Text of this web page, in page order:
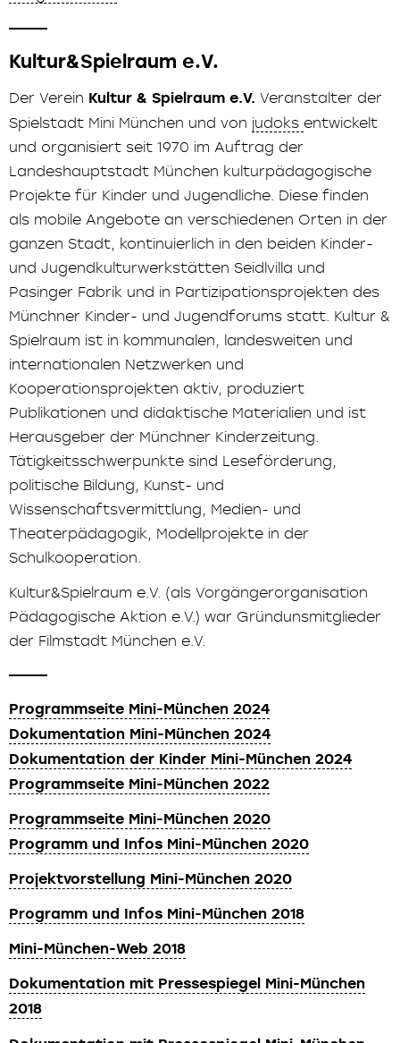
Kultur&Spielraum e.V.
Der Verein Kultur & Spielraum e.V. Veranstalter der
Spielstadt Mini München und von judoks entwickelt
und organisiert seit 1970 im Auftrag der
Landeshauptstadt München kulturpädagogische
Projekte für Kinder und Jugendliche. Diese finden
als mobile Angebote an verschiedenen Orten in der
ganzen Stadt, kontinuierlich in den beiden Kinder-
und Jugendkulturwerkstätten Seidlvilla und
Pasinger Fabrik und in Partizipationsprojekten des
Münchner Kinder- und Jugendforums statt. Kultur &
Spielraum ist in kommunalen, landesweiten und
internationalen Netzwerken und
Kooperationsprojekten aktiv, produziert
Publikationen und didaktische Materialien und ist
Herausgeber der Münchner Kinderzeitung.
Tätigkeitsschwerpunkte sind Leseförderung,
politische Bildung, Kunst- und
Wissenschaftsvermittlung, Medien- und
Theaterpädagogik, Modellprojekte in der
Schulkooperation.
Kultur&Spielraum e.V. (als Vorgängerorganisation
Pädagogische Aktion e.V.) war Gründunsmitglieder
der Filmstadt München e.V.
Programmseite Mini-München 2024
Dokumentation Mini-München 2024
Dokumentation der Kinder Mini-München 2024
Programmseite Mini-München 2022
Programmseite Mini-München 2020
Programm und Infos Mini-München 2020
Projektvorstellung Mini-München 2020
Programm und Infos Mini-München 2018
Mini-München-Web 2018
Dokumentation mit Pressespiegel Mini-München
2018